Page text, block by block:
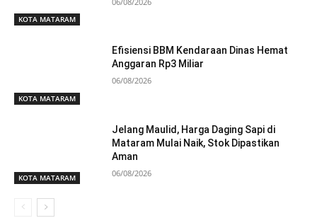
KOTA MATARAM
KOTA MATARAM
Efisiensi BBM Kendaraan Dinas Hemat
Anggaran Rp3 Miliar
06/08/2026
KOTA MATARAM
Jelang Maulid, Harga Daging Sapi di
Mataram Mulai Naik, Stok Dipastikan
Aman
06/08/2026